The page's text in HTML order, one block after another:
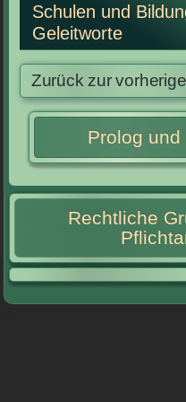
Schulen und
Geleitworte
Prolog und
Rechtliche